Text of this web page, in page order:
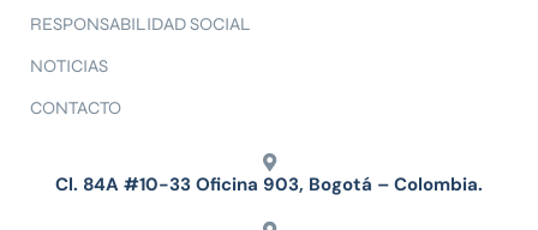
RESPONSABILIDAD SOCIAL
NOTICIAS
CONTACTO
Cl. 84A #10-33 Oficina 903, Bogotá – Colombia.